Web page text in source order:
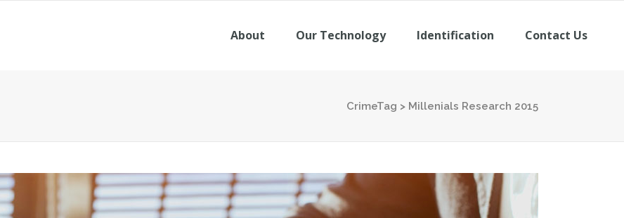
About Our Technology Identification Contact Us
CrimeTag > Millenials Research 2015